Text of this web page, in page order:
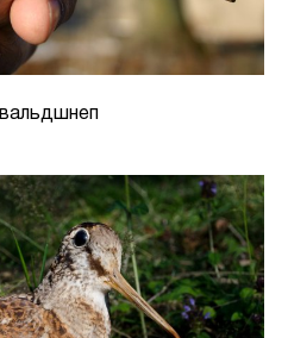
вальдшнеп